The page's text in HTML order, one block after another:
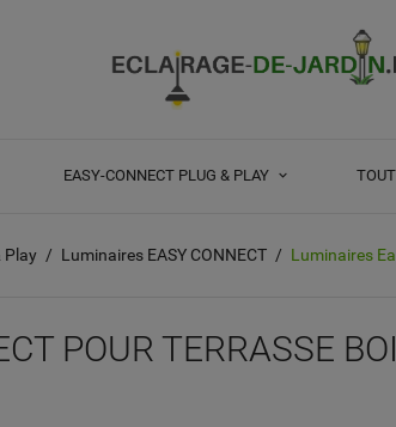
EASY-CONNECT PLUG & PLAY
Play Luminaires EASY CONNECT Luminaires
POUR TERRASSE